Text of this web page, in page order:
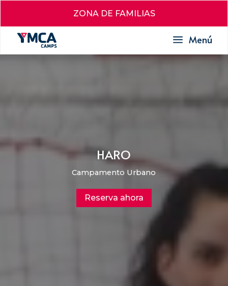
a Menú
ZONA DE FAMILIAS
HARO
Campamento Urbano
Reserva ahora